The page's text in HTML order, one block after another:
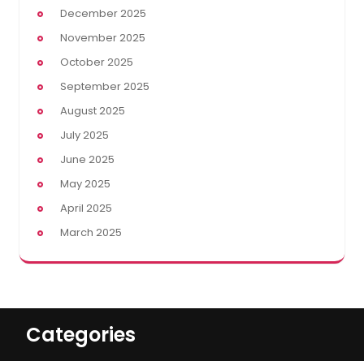
December 2025
November 2025
October 2025
September 2025
August 2025
July 2025
June 2025
May 2025
April 2025
March 2025
Categories